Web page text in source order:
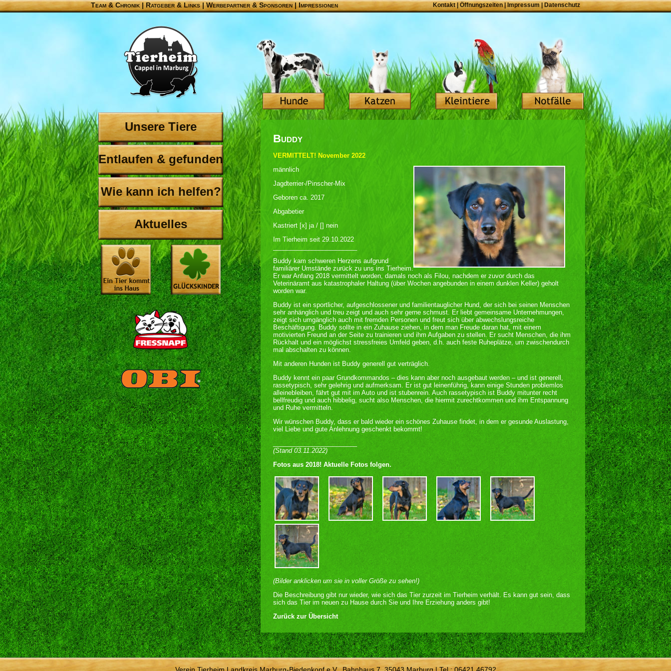
Team & Chronik |Ratgeber & Links|Werbepartner & Sponsoren|Impressionen Kontakt Öffnungszeiten| Impressum|Datenschutz
Unsere Tiere
Entlaufen & gefunden
Wie kann ich helfen?
Aktuelles
Buddy
VERMITTELT! November 2022
männlich
Jagdterrier-/Pinscher-Mix
Geboren ca. 2017
Abgabetier
Kastriert [x] ja / [] nein
Im Tierheim seit 29.10.2022
Buddy kam schweren Herzens aufgrund
familiärer Umstände zurück zu uns ins Tierheim.
Er war Anfang 2018 vermittelt worden, damals noch als Filou, nachdem er zuvor durch das
Veterinäramt aus katastrophaler Haltung (über Wochen angebunden in einem dunklen Keller) geholt
worden war.
Buddy ist ein sportlicher, aufgeschlossener und familientauglicher Hund, der sich bei seinen Menschen
sehr anhänglich und treu zeigt und auch sehr gerne schmust. Er liebt gemeinsame Unternehmungen,
zeigt sich umgänglich auch mit fremden Personen und freut sich über abwechslungsreiche
Beschäftigung. Buddy sollte in ein Zuhause ziehen, in dem man Freude daran hat, mit einem
motivierten Freund an der Seite zu trainieren und ihm Aufgaben zu stellen. Er sucht Menschen, die ihm
Rückhalt und ein möglichst stressfreies Umfeld geben, d.h. auch feste Ruheplätze, um zwischendurch
mal abschalten zu können.
Mit anderen Hunden ist Buddy generell gut verträglich.
Buddy kennt ein paar Grundkommandos – dies kann aber noch ausgebaut werden – und ist generell,
rassetypisch, sehr gelehrig und aufmerksam. Er ist gut leinenführig, kann einige Stunden problemlos
alleinebleiben, fährt gut mit im Auto und ist stubenrein. Auch rassetypisch ist Buddy mitunter recht
bellfreudig und auch hibbelig, sucht also Menschen, die hiermit zurechtkommen und ihm Entspannung
und Ruhe vermitteln.
Wir wünschen Buddy, dass er bald wieder ein schönes Zuhause findet, in dem er gesunde Auslastung,
viel Liebe und gute Anlehnung geschenkt bekommt!
________________________
(Stand 03.11.2022)
Fotos aus 2018! Aktuelle Fotos folgen.
(Bilder anklicken um sie in voller Größe zu sehen!)
Die Beschreibung gibt nur wieder, wie sich das Tier zurzeit im Tierheim verhält. Es kann gut sein, dass
sich das Tier im neuen zu Hause durch Sie und Ihre Erziehung anders gibt!
Zurück zur Übersicht